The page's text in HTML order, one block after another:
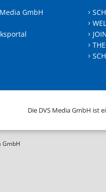
GmbH
Die DVS Media GmbH ist
GmbH